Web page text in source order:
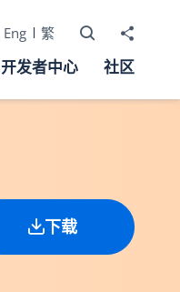
Eng 繁 打开搜寻器
分享至
开发者中心 社区
下载